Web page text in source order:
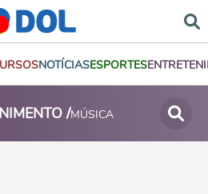
NOTÍCIASESPORTES
/MÚSICA